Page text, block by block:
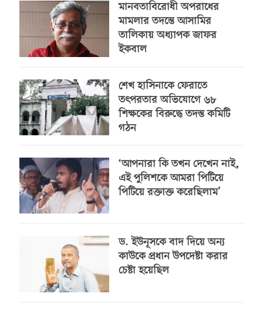
মানবতাবিরোধী অপরাধের
মামলার তদন্তে আসামির
তালিকায় অধ্যাপক জাফর
ইকবাল
শেখ হাসিনাকে ফেরাতে
তৎপরতার অভিযোগে ৬৮
শিক্ষকের বিরুদ্ধে তদন্ত কমিটি
গঠন
‘আপনারা কি তখন দেখেন নাই,
এই পুলিশকে আমরা পিটিয়ে
পিটিয়ে রক্তাক্ত করেছিলাম’
ড. ইউনূসকে বাদ দিয়ে অন্য
কাউকে প্রধান উপদেষ্টা করার
চেষ্টা হয়েছিল